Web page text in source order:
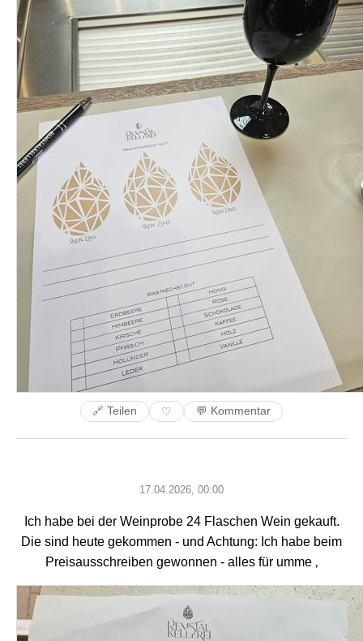
🔗 Teilen ♡ 💬 Kommentar
17.04.2026, 00:00
Ich habe bei der Weinprobe 24 Flaschen Wein gekauft.
Die sind heute gekommen - und Achtung: Ich habe beim
Preisausschreiben gewonnen - alles für umme ‚